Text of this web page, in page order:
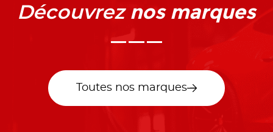
Découvrez nos marques
Toutes nos marques